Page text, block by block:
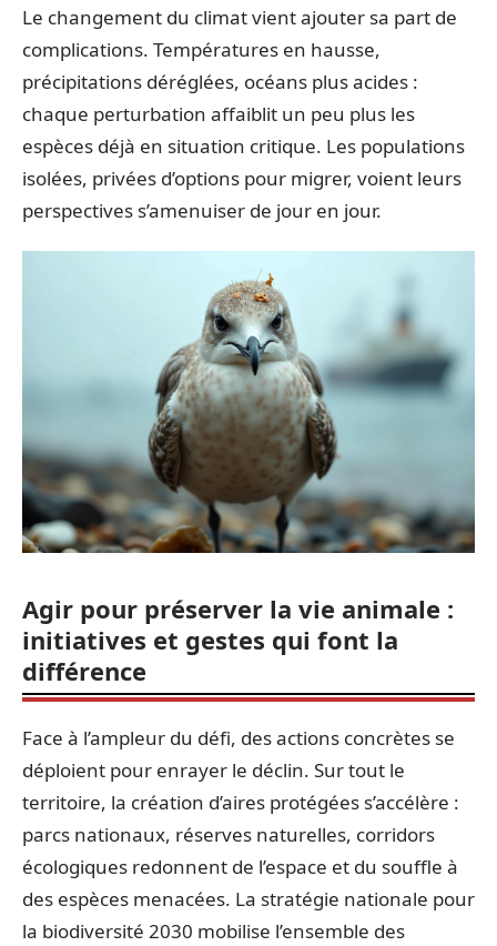
Le changement du climat vient ajouter sa part de
complications. Températures en hausse,
précipitations déréglées, océans plus acides :
chaque perturbation affaiblit un peu plus les
espèces déjà en situation critique. Les populations
isolées, privées d’options pour migrer, voient leurs
perspectives s’amenuiser de jour en jour.
Agir pour préserver la vie animale :
initiatives et gestes qui font la
différence
Face à l’ampleur du défi, des actions concrètes se
déploient pour enrayer le déclin. Sur tout le
territoire, la création d’aires protégées s’accélère :
parcs nationaux, réserves naturelles, corridors
écologiques redonnent de l’espace et du souffle à
des espèces menacées. La stratégie nationale pour
la biodiversité 2030 mobilise l’ensemble des